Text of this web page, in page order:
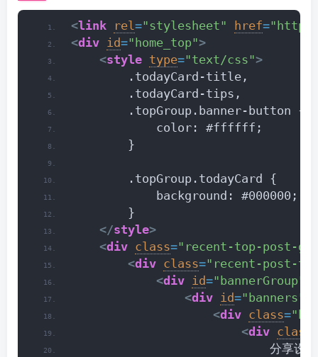
<link rel ="stylesheet" href=
<div id="home_top">
<style type="text/css">
        .todayCard-title,
        .todayCard-tips,
        .topGroup.banner-button {
            color: #ffffff;
        }
        .topGroup.todayCard {
            background: #000000;
        }
</style>
<div class="recent-top-post-
<div class="recent-post-
<div id="bannerGroup"
<div id="banners"
<div class=
<div class
                            分享设计